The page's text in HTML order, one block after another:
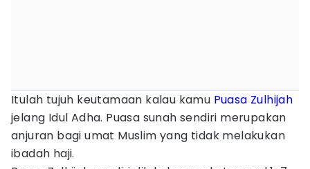
Itulah tujuh keutamaan kalau kamu Puasa Zulhijah
jelang Idul Adha. Puasa sunah sendiri merupakan
anjuran bagi umat Muslim yang tidak melakukan
ibadah haji.